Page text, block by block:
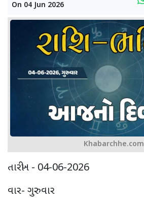
On 04 Jun 2026
Khabarchhe.com
તારીખ - 04-06-2026
વાર- ગુરુવાર